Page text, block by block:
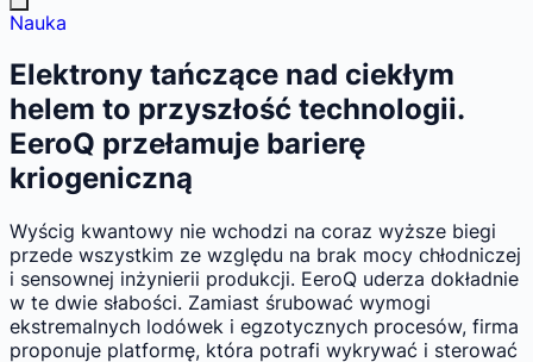
Nauka
Elektrony tańczące nad ciekłym
helem to przyszłość technologii.
EeroQ przełamuje barierę
kriogeniczną
Wyścig kwantowy nie wchodzi na coraz wyższe biegi
przede wszystkim ze względu na brak mocy chłodniczej
i sensownej inżynierii produkcji. EeroQ uderza dokładnie
w te dwie słabości. Zamiast śrubować wymogi
ekstremalnych lodówek i egzotycznych procesów, firma
proponuje platformę, która potrafi wykrywać i sterować